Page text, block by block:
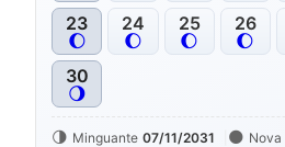
23
🌔
24
🌔
25
🌔
26
🌔
30
🌖
🌗 Minguante 07/11/2031 🌑 Nova